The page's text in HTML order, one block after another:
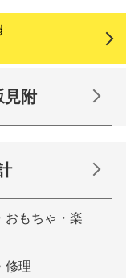
見附
おもちゃ・楽
修理